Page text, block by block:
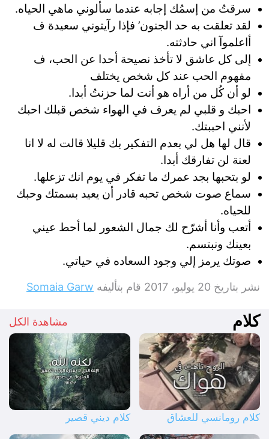
سرقتُ من إسمُك إجابه عندما سألوني ماهي الحياه.
لقد تعلقت به حد الجنون’ فإذا رآيتوني سعيدة ف
أاعلموآ اني حادثته.
إلى كل عاشق لا تأخذ نصيحة أحدا عن الحب، ف
مفهوم الحب عند كل شخص يختلف
لو أن كُل من أراه هو أنت لما حزنتُ أبدا.
احبك و قلبي لم يعرف في الهواء شخص قبلك احبك
لأنني احببتك.
قال لها هل لي بعدم التفكير بك قليلا قالت له لا انا
لعنة لن تفارقك أبدا.
لو بتحبها بجد عمرك ما تفكر في يوم انك تزعلها.
سماع صوت شخص تحبه قادر أن يعيد ‏بسمتك وحبك
للحياه.
أتعب وأنا أشرّح لك جمال الشعور لما أحط عيني
بعينك ونبتسم.
صوتك يرمز إلي وجود السعاده في حياتي.
نشر بتاريخ 20 يوليو، 2017 قام بتأليفه Somaia Garw
كلام مشاهدة الكل
كلام رومانسي للعشاق كلام ديني قصير